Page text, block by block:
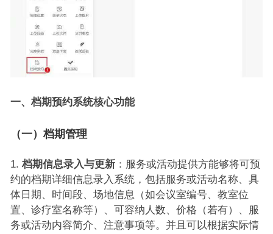
一、 档期预约系统核心功能
（一）档期管理
档期信息录入与更新：服务或活动提供方能够将可预
约的档期详细信息录入系统，包括服务或活动名称、具
体日期、时间段、场地信息（如会议室编号、教室位
置、诊疗室名称等）、可容纳人数、价格（若有）、服
务或活动内容简介、注意事项等。并且可以根据实际情